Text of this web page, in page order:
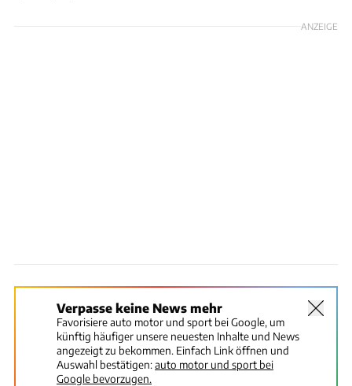
ANZEIGE
Verpasse keine News mehr
Favorisiere auto motor und sport bei Google, um
künftig häufiger unsere neuesten Inhalte und News
angezeigt zu bekommen. Einfach Link öffnen und
Auswahl bestätigen:auto motor und sport bei
Google bevorzugen.